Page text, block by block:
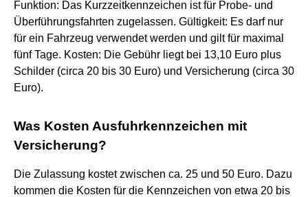
Funktion: Das Kurzzeitkennzeichen ist für Probe- und
Überführungsfahrten zugelassen. Gültigkeit: Es darf nur
für ein Fahrzeug verwendet werden und gilt für maximal
fünf Tage. Kosten: Die Gebühr liegt bei 13,10 Euro plus
Schilder (circa 20 bis 30 Euro) und Versicherung (circa 30
Euro).
Was Kosten Ausfuhrkennzeichen mit
Versicherung?
Die Zulassung kostet zwischen ca. 25 und 50 Euro. Dazu
kommen die Kosten für die Kennzeichen von etwa 20 bis